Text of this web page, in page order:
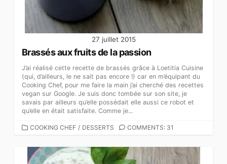
27 juillet 2015
Brassés aux fruits de la passion
J’ai réalisé cette recette de brassés grâce à Loetitia Cuisine
(qui, d’ailleurs, le ne sait pas encore !) car en m’équipant du
Cooking Chef, pour me faire la main j’ai cherché des recettes
vegan sur Google. Je suis donc tombée sur son site, je
savais par ailleurs qu’elle possédait elle aussi ce robot et
qu’elle en était satisfaite. Comme je...
CATEGORIES
COOKING CHEF / DESSERTS COMMENTS: 31